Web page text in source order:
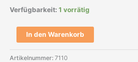
Verfügbarkeit: 1 vorrätig
In den Warenkorb
Artikelnummer: 7110